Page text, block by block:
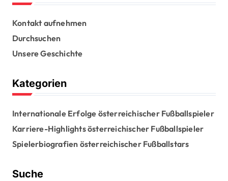
t
s
i
n
a
t
Kontakt aufnehmen
Durchsuchen
Unsere Geschichte
Kategorien
Internationale Erfolge österreichischer Fußballspieler
Karriere-Highlights österreichischer Fußballspieler
Spielerbiografien österreichischer Fußballstars
Suche